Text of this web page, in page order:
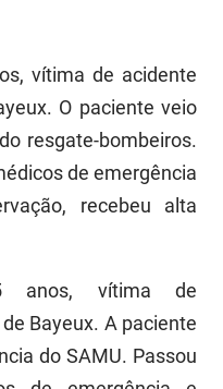
vítima de acidente
O paciente veio
resgate-bombeiros.
de emergência
recebeu alta
anos, vítima de
Bayeux. A paciente
do SAMU. Passou